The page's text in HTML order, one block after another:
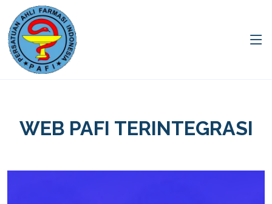
WEB PAFI TERINTEGRASI